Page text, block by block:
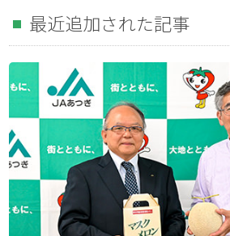
最近追加された記事